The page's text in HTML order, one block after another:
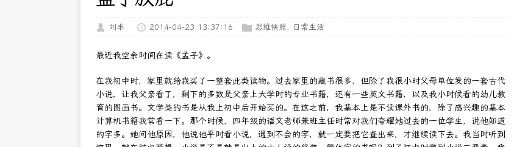
刘丰 2014-04-23 13:37:16 思维快照 , 日常生活
最近我空余时间在读《孟子》。
在我初中时，家里就给我买了一整套此类读物。过去家里的藏书很多，但除了我很小时父母单位发的一套古代
小说，让我父亲看了，剩下的多数是父亲上大学时的专业书籍，还有一些英文书籍，以及我小时候看的幼儿教
育的图画书。文学类的书是从我上初中后开始买的。在这之前，我基本上是不读课外书的，除了感兴趣的基本
计算机书籍我常看一下。那个时候，四年级的语文老师兼班主任时常对我们夸耀她过去的一位学生，说他知道
的字多。她问他原因，他说他平时看小说，遇到不会的字，就一定要把它查出来，才继续读下去。我当时听到